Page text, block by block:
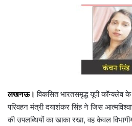
लखनऊ। विकसित भारतसमृद्ध यूपी
परिवहन मंत्री दयाशंकर सिंह ने जिस
की उपलब्धियों का खाका रखा, वह केवल